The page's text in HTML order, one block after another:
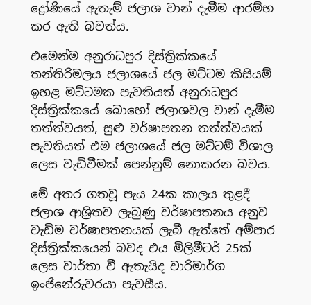
ද්‍රෝණියේ ඇතැම් ජලාශ වාන් දැමීම ආරම්භ
කර ඇති බවත්ය.
එමෙන්ම අනුරාධපුර දිස්ත්‍රික්කයේ
තන්තිරිමලය ජලාශයේ ජල මට්ටම කිසියම්
ඉහළ මට්ටමක පැවතියත් අනුරාධපුර
දිස්ත්‍රික්කයේ බොහෝ ජලාශවල වාන් දැමීම
තත්ත්වයත්, සුළු වර්ෂාපතන තත්ත්වයක්
පැවතියත් එම ජලාශයේ ජල මට්ටම් විශාල
ලෙස වැඩිවීමක් පෙන්නුම් නොකරන බවය.
මේ අතර ගතවූ පැය 24ක කාලය තුළදී
ජලාශ ආශ්‍රිතව ලැබුණු වර්ෂාපතනය අනුව
වැඩිම වර්ෂාපතනයක් ලැබී ඇත්තේ අම්පාර
දිස්ත්‍රික්කයෙන් බවද එය මිලිමීටර් 25ක්
ලෙස වාර්තා වී ඇතැයිද වාරිමාර්ග
ඉංජිනේරුවරයා පැවසීය.